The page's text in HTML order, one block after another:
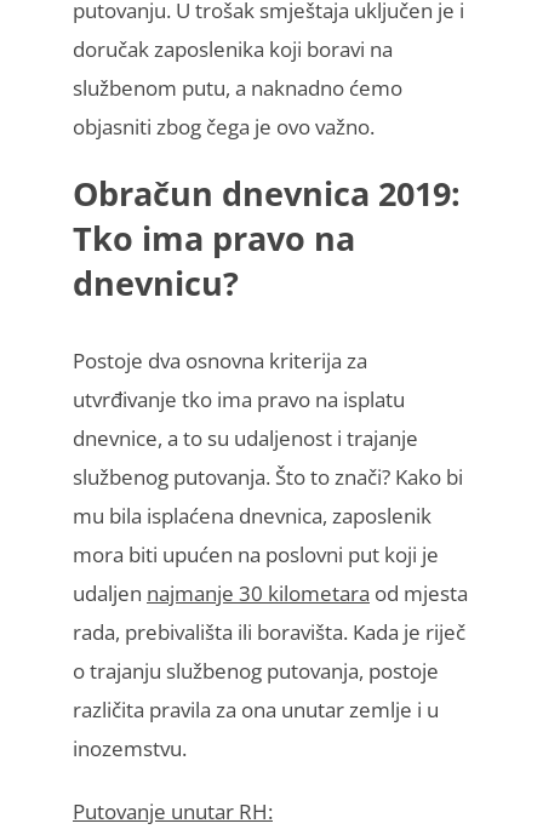
putovanju. U trošak smještaja uključen je i
doručak zaposlenika koji boravi na
službenom putu, a naknadno ćemo
objasniti zbog čega je ovo važno.
Obračun dnevnica 2019:
Tko ima pravo na
dnevnicu?
Postoje dva osnovna kriterija za
utvrđivanje tko ima pravo na isplatu
dnevnice, a to su udaljenost i trajanje
službenog putovanja. Što to znači? Kako bi
mu bila isplaćena dnevnica, zaposlenik
mora biti upućen na poslovni put koji je
udaljen najmanje 30 kilometara od mjesta
rada, prebivališta ili boravišta. Kada je riječ
o trajanju službenog putovanja, postoje
različita pravila za ona unutar zemlje i u
inozemstvu.
Putovanje unutar RH: